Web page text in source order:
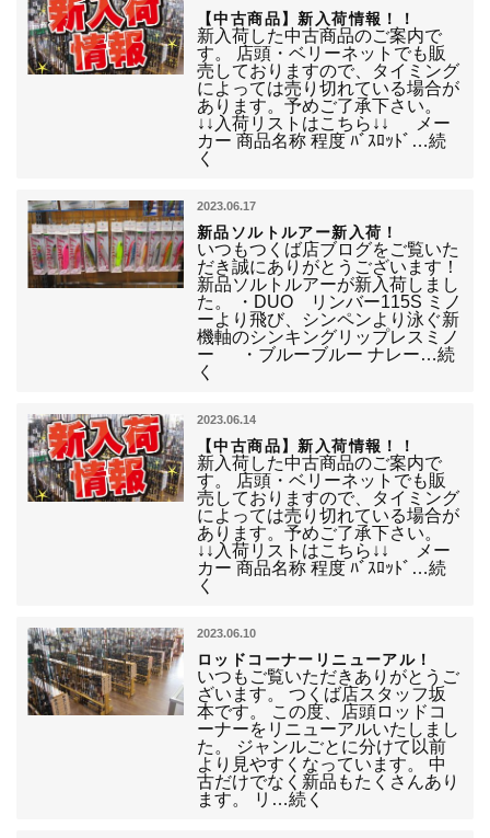
【中古商品】新入荷情報！！
新入荷した中古商品のご案内で
す。 店頭・ベリーネットでも販
売しておりますので、タイミング
によっては売り切れている場合が
あります。予めご了承下さい。
↓↓入荷リストはこちら↓↓ メー
カー 商品名称 程度 ﾊﾞｽﾛｯﾄﾞ…続
く
2023.06.17
新品ソルトルアー新入荷！
いつもつくば店ブログをご覧いた
だき誠にありがとうございます！
新品ソルトルアーが新入荷しまし
た。 ・DUO リンバー115S ミノ
ーより飛び、シンペンより泳ぐ新
機軸のシンキングリップレスミノ
ー ・ブルーブルー ナレー…続
く
2023.06.14
【中古商品】新入荷情報！！
新入荷した中古商品のご案内で
す。 店頭・ベリーネットでも販
売しておりますので、タイミング
によっては売り切れている場合が
あります。予めご了承下さい。
↓↓入荷リストはこちら↓↓ メー
カー 商品名称 程度 ﾊﾞｽﾛｯﾄﾞ…続
く
2023.06.10
ロッドコーナーリニューアル！
いつもご覧いただきありがとうご
ざいます。 つくば店スタッフ坂
本です。 この度、店頭ロッドコ
ーナーをリニューアルいたしまし
た。 ジャンルごとに分けて以前
より見やすくなっています。 中
古だけでなく新品もたくさんあり
ます。 リ…続く